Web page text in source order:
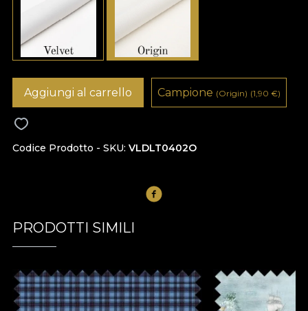
Codice Prodotto - SKU VLDLT0402O
Aggiungi al carrello Campione (Origin) (1,90 €)
PRODOTTI SIMILI